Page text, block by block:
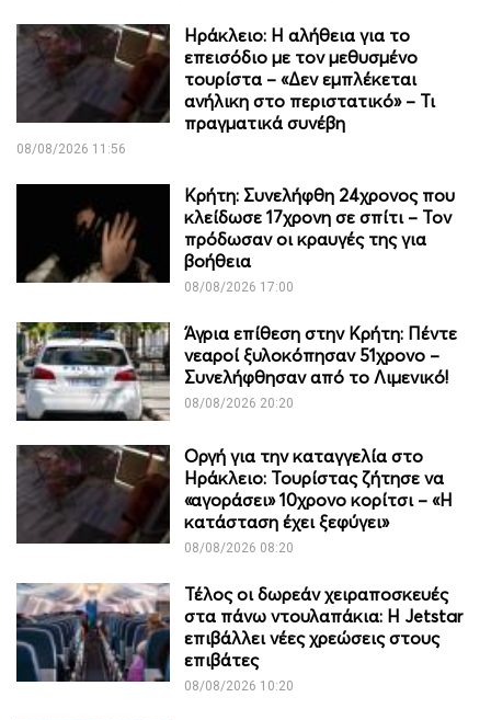
Ηράκλειο: Η αλήθεια για το
επεισόδιο με τον μεθυσμένο
τουρίστα – «Δεν εμπλέκεται
ανήλικη στο περιστατικό» – Τι
πραγματικά συνέβη
08/08/2026 11:56
Κρήτη: Συνελήφθη 24χρονος που
κλείδωσε 17χρονη σε σπίτι – Τον
πρόδωσαν οι κραυγές της για
βοήθεια
08/08/2026 17:00
Άγρια επίθεση στην Κρήτη: Πέντε
νεαροί ξυλοκόπησαν 51χρονο –
Συνελήφθησαν από το Λιμενικό!
08/08/2026 20:20
Οργή για την καταγγελία στο
Ηράκλειο: Τουρίστας ζήτησε να
«αγοράσει» 10χρονο κορίτσι – «Η
κατάσταση έχει ξεφύγει»
08/08/2026 08:20
Τέλος οι δωρεάν χειραποσκευές
στα πάνω ντουλαπάκια: Η Jetstar
επιβάλλει νέες χρεώσεις στους
επιβάτες
08/08/2026 10:20